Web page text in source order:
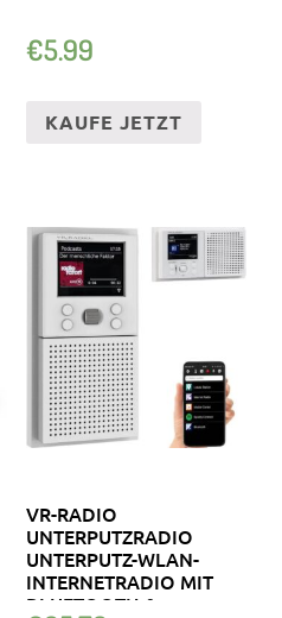
€5.99
KAUFE JETZT
VR-RADIO
UNTERPUTZRADIO
UNTERPUTZ-WLAN-
INTERNETRADIO MIT
BLUETOOTH &